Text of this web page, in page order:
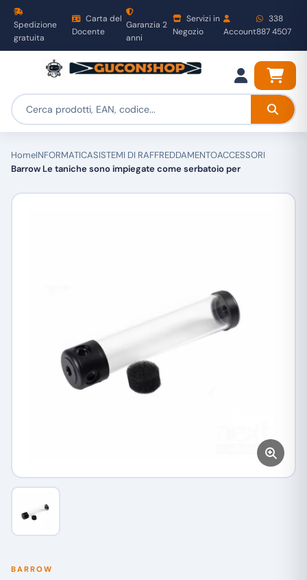
Spedizione
gratuita
Carta del
Docente
Garanzia 2
anni
Servizi in
Negozio
Account
338
887 4507
HomeINFORMATICASISTEMI DI RAFFREDDAMENTOACCESSORI
Barrow Le taniche sono impiegate come serbatoio per
BARROW